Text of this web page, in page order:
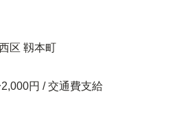
区 靱本町
円 / 交通費支給